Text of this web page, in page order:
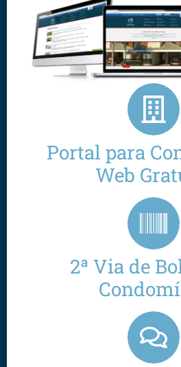
Portal para
Web
2ª Via de